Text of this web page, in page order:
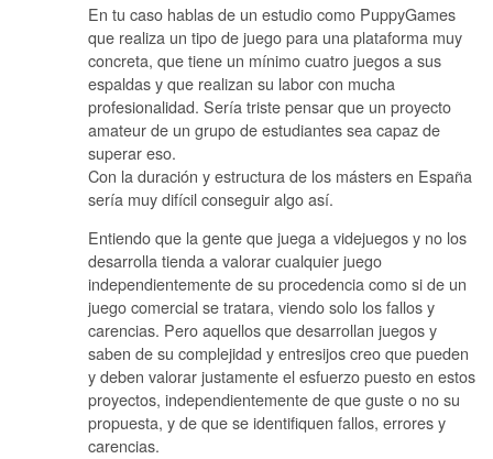
En tu caso hablas de un estudio como PuppyGames
que realiza un tipo de juego para una plataforma muy
concreta, que tiene un mínimo cuatro juegos a sus
espaldas y que realizan su labor con mucha
profesionalidad. Sería triste pensar que un proyecto
amateur de un grupo de estudiantes sea capaz de
superar eso.
Con la duración y estructura de los másters en España
sería muy difícil conseguir algo así.
Entiendo que la gente que juega a videjuegos y no los
desarrolla tienda a valorar cualquier juego
independientemente de su procedencia como si de un
juego comercial se tratara, viendo solo los fallos y
carencias. Pero aquellos que desarrollan juegos y
saben de su complejidad y entresijos creo que pueden
y deben valorar justamente el esfuerzo puesto en estos
proyectos, independientemente de que guste o no su
propuesta, y de que se identifiquen fallos, errores y
carencias.